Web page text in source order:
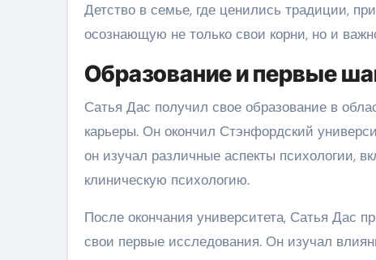
Детство в семье, где ценились традиции,
осознающую не только свои корни, но и
Образование и первые
Сатья Дас получил свое образование в
карьеры. Он окончил Стэнфордский
он изучал различные аспекты психологии,
клиническую психологию.
После окончания университета, Сатья Дас
свои первые исследования. Он изучал